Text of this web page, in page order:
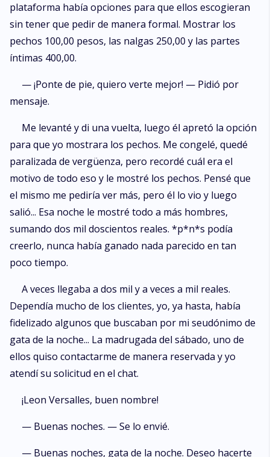
plataforma había opciones para que ellos escogieran
sin tener que pedir de manera formal. Mostrar los
pechos 100,00 pesos, las nalgas 250,00 y las partes
íntimas 400,00.
— ¡Ponte de pie, quiero verte mejor! — Pidió por
mensaje.
Me levanté y di una vuelta, luego él apretó la opción
para que yo mostrara los pechos. Me congelé, quedé
paralizada de vergüenza, pero recordé cuál era el
motivo de todo eso y le mostré los pechos. Pensé que
el mismo me pediría ver más, pero él lo vio y luego
salió... Esa noche le mostré todo a más hombres,
sumando dos mil doscientos reales. *p*n*s podía
creerlo, nunca había ganado nada parecido en tan
poco tiempo.
A veces llegaba a dos mil y a veces a mil reales.
Dependía mucho de los clientes, yo, ya hasta, había
fidelizado algunos que buscaban por mi seudónimo de
gata de la noche... La madrugada del sábado, uno de
ellos quiso contactarme de manera reservada y yo
atendí su solicitud en el chat.
¡Leon Versalles, buen nombre!
— Buenas noches. — Se lo envié.
— Buenas noches, gata de la noche. Deseo hacerte